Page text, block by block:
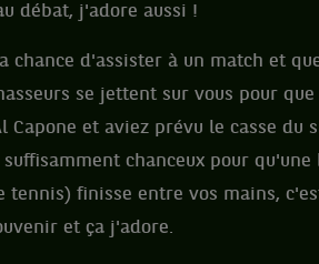
débat, j'adore aussi !
chance d'assister à un match et
se jettent sur vous pour que
et aviez prévu le casse du
chanceux pour
finisse entre vos mains,
et ça j'adore.